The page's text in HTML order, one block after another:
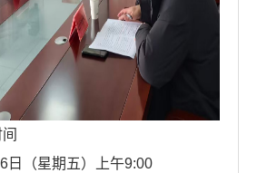
日（星期五）上午9:00